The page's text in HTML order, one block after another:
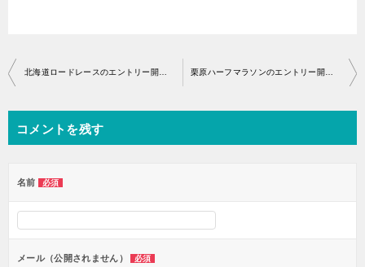
投
稿
ナ
ビ
シ
ョ
ン
コメントを残す
名前 必須
メール（公開されません） 必須